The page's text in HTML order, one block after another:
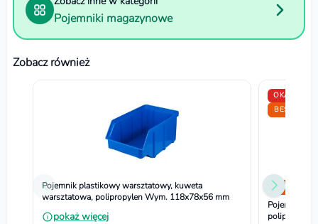
Pojemniki magazynowe
Zobacz również
Pojemnik plastikowy warsztatowy, kuweta
warsztatowa, polipropylen Wym. 118x78x56 mm
pokaż więcej
OKAZJA
BESTSELLER
Bestseller
Pojemnik